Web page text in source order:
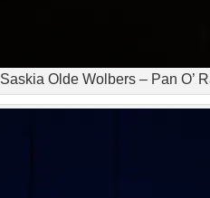
Saskia Olde Wolbers – Pan O’